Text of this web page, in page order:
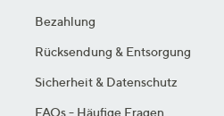
Bezahlung
Rücksendung & Entsorgung
Sicherheit & Datenschutz
FAQs - Häufige Fragen